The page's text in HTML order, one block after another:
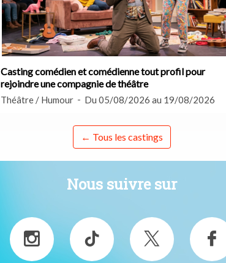
Casting comédien et comédienne tout profil pour
rejoindre une compagnie de théâtre
Théâtre / Humour Du 05/08/2026 au 19/08/2026
← Tous les castings
Nous suivre sur